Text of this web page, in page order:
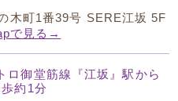
木町1番39号 SERE江坂 5F
で見る→
ロ御堂筋線
『江坂』駅から
約1分